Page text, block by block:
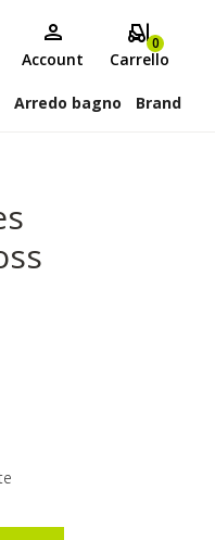
Account
0
Carrello
Arredo bagno Brand